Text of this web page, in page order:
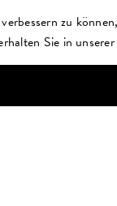
zu
Sie in unserer